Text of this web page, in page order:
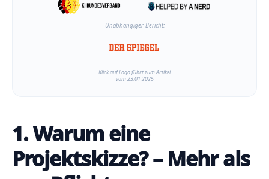
Unabhängiger Bericht:
Klick auf Logo führt zum Artikel
vom 23.01.2025
1. Warum eine
Projektskizze? – Mehr als